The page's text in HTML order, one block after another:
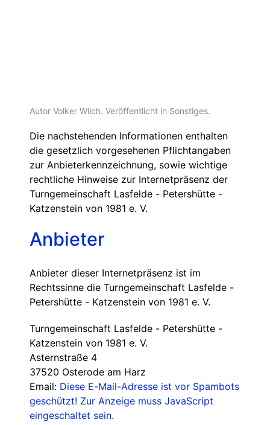
Autor Volker Wilch. Veröffentlicht in Sonstiges.
Die nachstehenden Informationen enthalten
die gesetzlich vorgesehenen Pflichtangaben
zur Anbieterkennzeichnung, sowie wichtige
rechtliche Hinweise zur Internetpräsenz der
Turngemeinschaft Lasfelde - Petershütte -
Katzenstein von 1981 e. V.
Anbieter
Anbieter dieser Internetpräsenz ist im
Rechtssinne die Turngemeinschaft Lasfelde -
Petershütte - Katzenstein von 1981 e. V.
Turngemeinschaft Lasfelde - Petershütte -
Katzenstein von 1981 e. V.
Asternstraße 4
37520 Osterode am Harz
Email: Diese E-Mail-Adresse ist vor Spambots
geschützt! Zur Anzeige muss JavaScript
eingeschaltet sein.